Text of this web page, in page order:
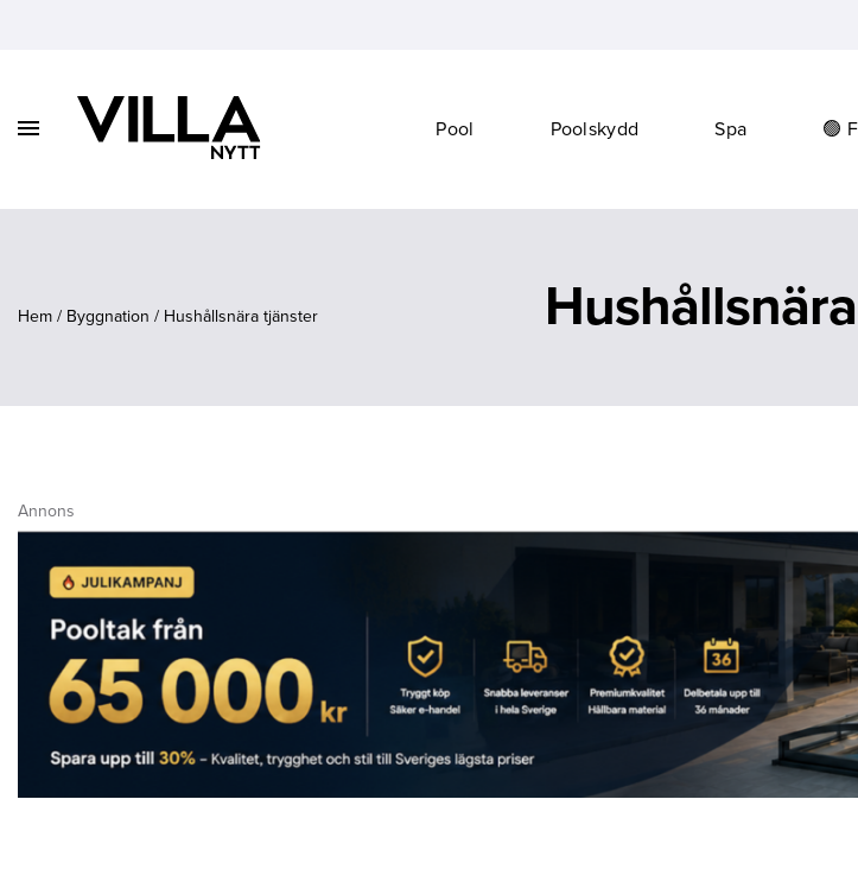
Vidare
Pool Poolskydd Spa 🟢
Visa
Hem / Byggnation / Hushållsnära tjänster
Annons